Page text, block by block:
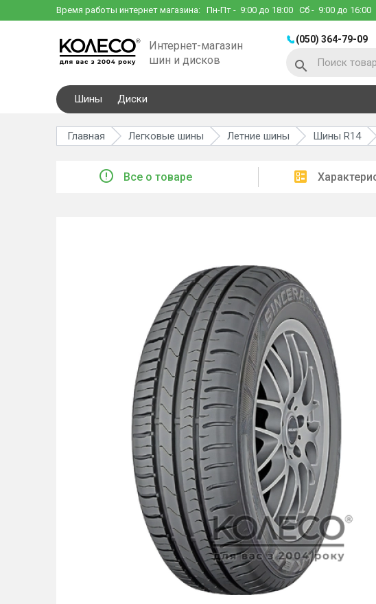
Время работы интернет магазина: Пн-Пт - 9:00 до 18:00 Сб - 9:00 до 16:00
Интернет-магазин
шин и дисков
(050) 364-79-09
Шины Диски
Главная Легковые шины Летние шины Шины R14
Все о товаре